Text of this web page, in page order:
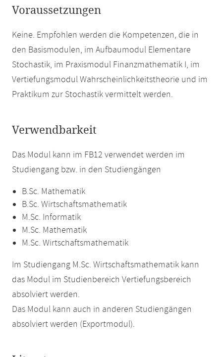
Voraussetzungen
Keine. Empfohlen werden die Kompetenzen, die in
den Basismodulen, im Aufbaumodul Elementare
Stochastik, im Praxismodul Finanzmathematik I, im
Vertiefungsmodul Wahrscheinlichkeitstheorie und im
Praktikum zur Stochastik vermittelt werden.
Verwendbarkeit
Das Modul kann im FB12 verwendet werden im
Studiengang bzw. in den Studiengängen
B.Sc. Mathematik
B.Sc. Wirtschaftsmathematik
M.Sc. Informatik
M.Sc. Mathematik
M.Sc. Wirtschaftsmathematik
Im Studiengang M.Sc. Wirtschaftsmathematik kann
das Modul im Studienbereich Vertiefungsbereich
absolviert werden.
Das Modul kann auch in anderen Studiengängen
absolviert werden (Exportmodul).